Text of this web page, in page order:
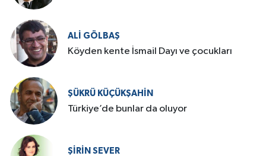
ALI GÖLBAŞ
Köyden kente İsmail Dayı ve çocukları
ŞÜKRÜ KÜÇÜKŞAHIN
Türkiye’de bunlar da oluyor
ŞIRIN SEVER